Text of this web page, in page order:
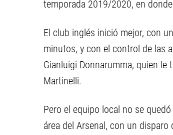
temporada 2019/2020, en
El club inglés inició mejor, con
minutos, y con el control de las
Gianluigi Donnarumma, quien
Martinelli.
Pero el equipo local no se
área del Arsenal, con un disparo